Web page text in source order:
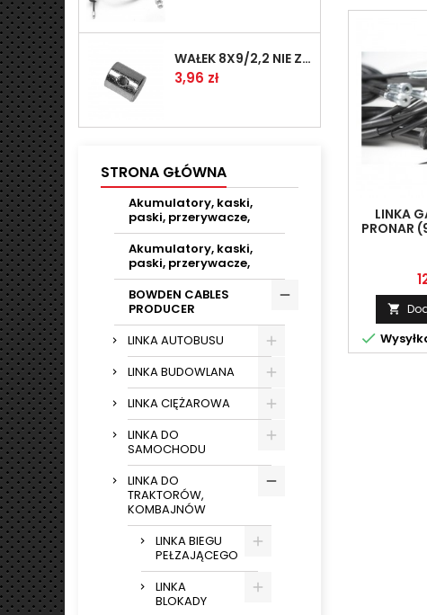
WAŁEK 8X9/2,2 NIE ZAMAWIAĆ
Cena
3,96 zł
STRONA GŁÓWNA
Akumulatory, kaski,
paski, przerywacze,
Akumulatory, kaski,
paski, przerywacze,
BOWDEN CABLES
PRODUCER
LINKA AUTOBUSU
LINKA BUDOWLANA
LINKA CIĘŻAROWA
LINKA DO
SAMOCHODU
LINKA DO
TRAKTORÓW,
KOMBAJNÓW
LINKA BIEGU
PEŁZAJĄCEGO
LINKA
BLOKADY
LINKA
PRONAR

